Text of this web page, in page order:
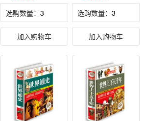
选购数量：
加入购物车
选购数量：
加入购物车